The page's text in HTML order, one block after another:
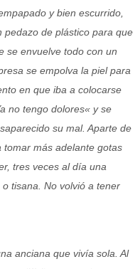
y bien escurrido,
pedazo de plástico para que
se envuelve todo con un
se empolva la piel para
en que iba a colocarse
no tengo dolores« y se
su mal. Aparte de
tomar más adelante gotas
tres veces al día una
tisana. No volvió a tener
anciana que vivía sola. Al